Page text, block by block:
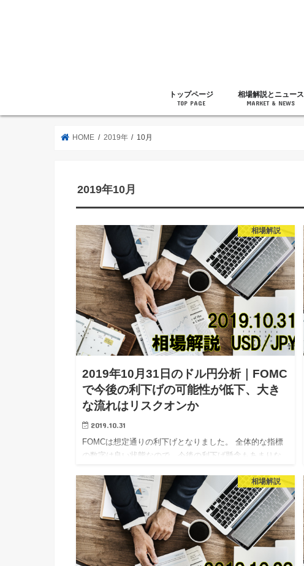
トップページ
TOP PAGE
相場解説とニュース
MARKET & NEWS
HOME 2019年 10月
2019年10月
相場解説
2019年10月31日のドル円分析｜FOMC
で今後の利下げの可能性が低下、大き
な流れはリスクオンか
2019.10.31
FOMCは想定通りの利下げとなりました。 全体的な指標
の数字は良い状態なので、今後の利下げ懸念もあまりな
が、短期的な下押しの可能性は見ておきたいですね。 そ
れでは本日の…
相場解説